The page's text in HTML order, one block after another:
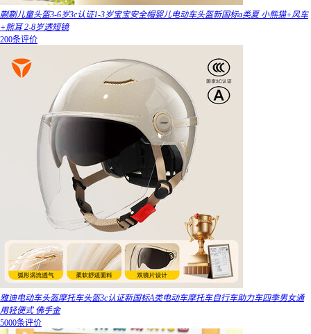
蒯蒯儿童头盔3-6岁3c认证1-3岁宝宝安全帽婴儿电动车头盔新国标a类夏 小熊猫+风车
+熊耳 2-8岁透短镜
200条评价
雅迪电动车头盔摩托车头盔3c认证新国标A类电动车摩托车自行车助力车四季男女通
用轻便式 佛手金
5000条评价